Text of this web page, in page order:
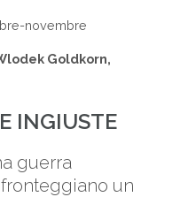
novembre
Goldkorn,
INGIUSTE
guerra
un